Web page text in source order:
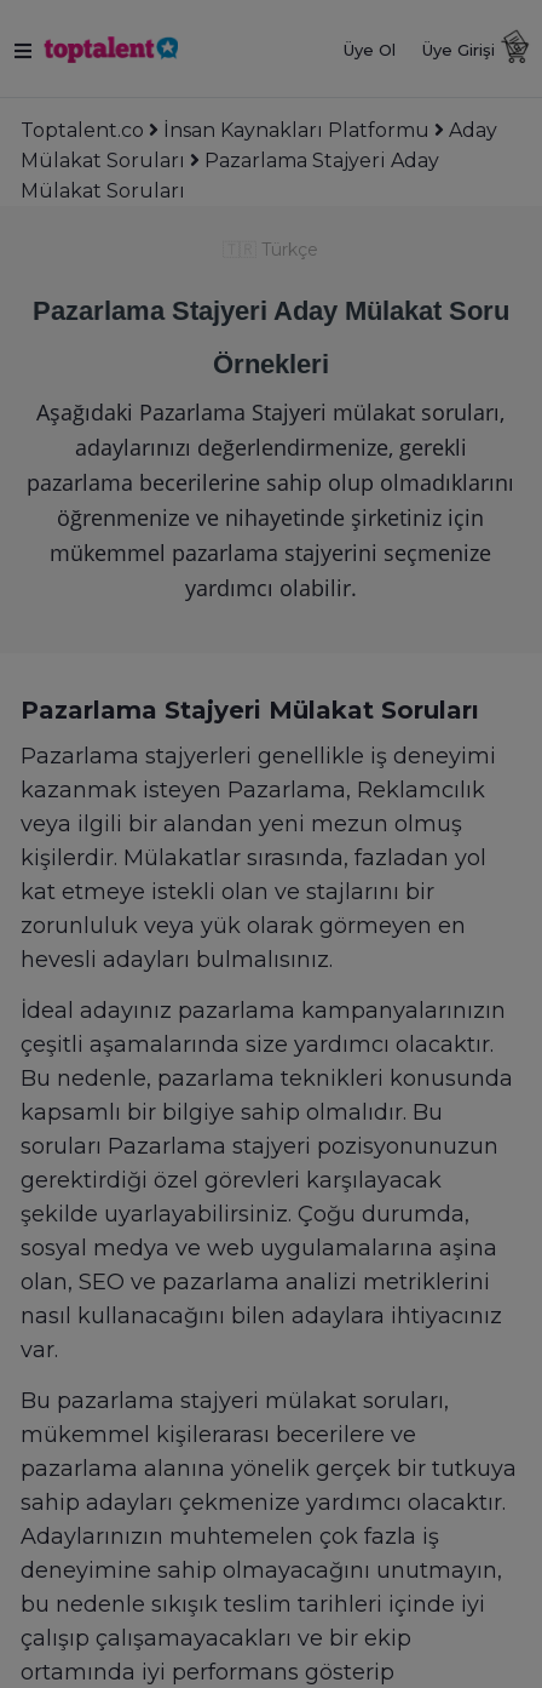
Üye Ol Üye Girişi
Toptalent.co İnsan Kaynakları Platformu
Aday
Mülakat Soruları
Pazarlama Stajyeri Aday
Mülakat Soruları
Türkçe
Pazarlama Stajyeri Aday Mülakat Soru
Örnekleri
Aşağıdaki Pazarlama Stajyeri mülakat soruları,
adaylarınızı değerlendirmenize, gerekli
pazarlama becerilerine sahip olup olmadıklarını
öğrenmenize ve nihayetinde şirketiniz için
mükemmel pazarlama stajyerini seçmenize
yardımcı olabilir.
Pazarlama Stajyeri Mülakat Soruları
Pazarlama stajyerleri genellikle iş deneyimi
kazanmak isteyen Pazarlama, Reklamcılık
veya ilgili bir alandan yeni mezun olmuş
kişilerdir. Mülakatlar sırasında, fazladan yol
kat etmeye istekli olan ve stajlarını bir
zorunluluk veya yük olarak görmeyen en
hevesli adayları bulmalısınız.
İdeal adayınız pazarlama kampanyalarınızın
çeşitli aşamalarında size yardımcı olacaktır.
Bu nedenle, pazarlama teknikleri konusunda
kapsamlı bir bilgiye sahip olmalıdır. Bu
soruları Pazarlama stajyeri pozisyonunuzun
gerektirdiği özel görevleri karşılayacak
şekilde uyarlayabilirsiniz. Çoğu durumda,
sosyal medya ve web uygulamalarına aşina
olan, SEO ve pazarlama analizi metriklerini
nasıl kullanacağını bilen adaylara ihtiyacınız
var.
Bu pazarlama stajyeri mülakat soruları,
mükemmel kişilerarası becerilere ve
pazarlama alanına yönelik gerçek bir tutkuya
sahip adayları çekmenize yardımcı olacaktır.
Adaylarınızın muhtemelen çok fazla iş
deneyimine sahip olmayacağını unutmayın,
bu nedenle sıkışık teslim tarihleri içinde iyi
çalışıp çalışamayacakları ve bir ekip
ortamında iyi performans gösterip